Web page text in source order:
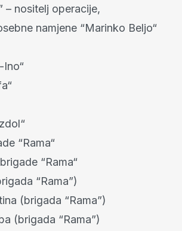
– nositelj operacije,
namjene “Marinko Beljo“
Ino“
“Rama“
“Rama“
“Rama”)
(brigada “Rama”)
(brigada “Rama”)